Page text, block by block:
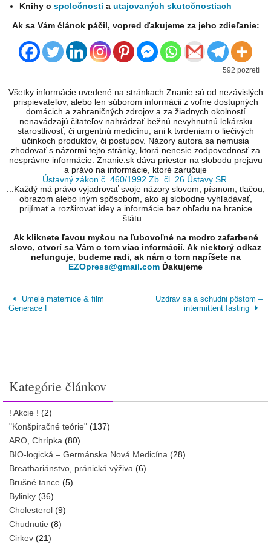
Knihy ospoločnosti autajovaných skutočnostiach
Ak sa Vám článok páčil, vopred ďakujeme za jeho zdieľanie:
592 pozretí
Všetky informácie uvedené na stránkach Znanie sú od nezávislých
prispievateľov, alebo len súborom informácii z voľne dostupných
domácich a zahraničných zdrojov a za žiadnych okolností
nenavádzajú čitateľov nahrádzať bežnú nevyhnutnú lekársku
starostlivosť, či urgentnú medicínu, ani k tvrdeniam o liečivých
účinkoch produktov, či postupov. Názory autora sa nemusia
zhodovať s názormi tejto stránky, ktorá nenesie zodpovednosť za
nesprávne informácie. Znanie.sk dáva priestor na slobodu prejavu
a právo na informácie, ktoré zaručuje
Ústavný zákon č. 460/1992 Zb. čl. 26 Ústavy SR
...Každý má právo vyjadrovať svoje názory slovom, písmom, tlačou,
obrazom alebo iným spôsobom, ako aj slobodne vyhľadávať,
prijímať a rozširovať idey a informácie bez ohľadu na hranice
štátu...
Ak kliknete ľavou myšou na ľubovoľné na modro zafarbené
slovo, otvorí sa Vám o tom viac informácií. Ak niektorý odkaz
nefunguje, budeme radi, ak nám o tom napíšete na
EZOpress@gmail.com Ďakujeme
Umelé maternice & film
Generace F
Uzdrav sa a schudni pôstom –
intermittent fasting
Kategórie článkov
! Akcie ! (2)
"Konšpiračné teórie" (137)
ARO, Chrípka (80)
BIO-logická – Germánska Nová Medicína (28)
Breathariánstvo, pránická výživa (6)
Brušné tance (5)
Bylinky (36)
Cholesterol (9)
Chudnutie (8)
Cirkev (21)